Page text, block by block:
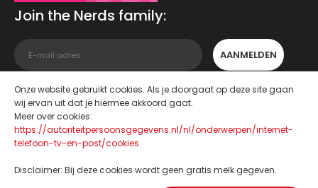
Join the Nerds family:
AANMELDEN
Onze website gebruikt cookies. Als je doorgaat op deze site gaan
wij ervan uit dat je hiermee akkoord gaat.
Meer over cookies:
https://autoriteitpersoonsgegevens.nl/nl/onderwerpen/internet-
telefoon-tv-en-post/cookies
Disclaimer: Bij deze cookies wordt geen gratis melk gegeven.